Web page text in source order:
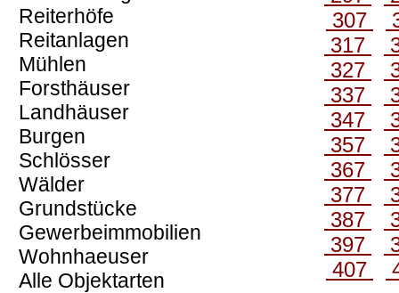
Reiterhöfe
Reitanlagen
Mühlen
Forsthäuser
Landhäuser
Burgen
Schlösser
Wälder
Grundstücke
Gewerbeimmobilien
Wohnhaeuser
Alle Objektarten
307
317
327
337
347
357
367
377
387
397
407